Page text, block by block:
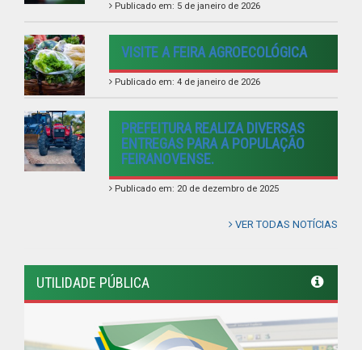
Publicado em: 5 de janeiro de 2026
VISITE A FEIRA AGROECOLÓGICA
Publicado em: 4 de janeiro de 2026
PREFEITURA REALIZA DIVERSAS
ENTREGAS PARA A POPULAÇÃO
FEIRANOVENSE.
Publicado em: 20 de dezembro de 2025
VER TODAS NOTÍCIAS
UTILIDADE PÚBLICA